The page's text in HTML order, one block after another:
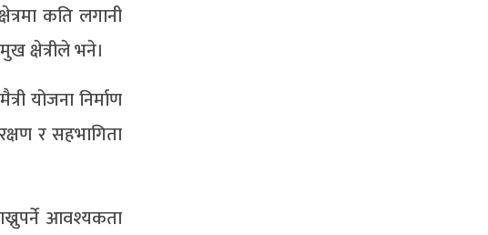
कति लगानी
क्षेत्रीले भने।
योजना निर्माण
र सहभागिता
आवश्यकता